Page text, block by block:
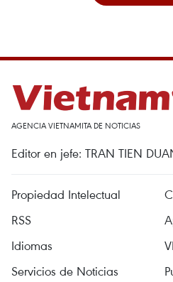
AGENCIA VIETNAMITA DE NOTICIAS
Editor en jefe: TRAN TIEN
Propiedad Intelectual
RSS
Idiomas
Servicios de Noticias